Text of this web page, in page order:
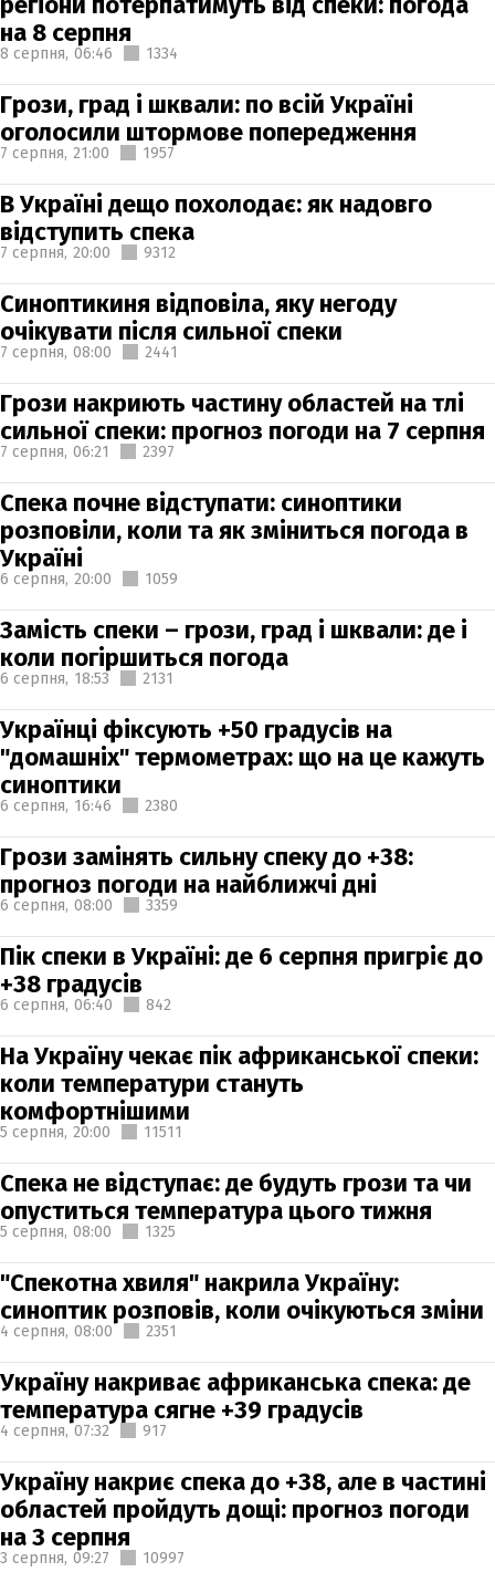
на 8 серпня
8 серпня, 06:46 1334
Грози, град і шквали: по всій Україні
оголосили штормове попередження
7 серпня, 21:00 1957
В Україні дещо похолодає: як надовго
відступить спека
7 серпня, 20:00 9312
Синоптикиня відповіла, яку негоду
очікувати після сильної спеки
7 серпня, 08:00 2441
Грози накриють частину областей на тлі
сильної спеки: прогноз погоди на 7 серпня
7 серпня, 06:21 2397
Спека почне відступати: синоптики
розповіли, коли та як зміниться погода в
Україні
6 серпня, 20:00 1059
Замість спеки – грози, град і шквали: де і
коли погіршиться погода
6 серпня, 18:53 2131
Українці фіксують +50 градусів на
"домашніх" термометрах: що на це кажуть
синоптики
6 серпня, 16:46 2380
Грози замінять сильну спеку до +38:
прогноз погоди на найближчі дні
6 серпня, 08:00 3359
Пік спеки в Україні: де 6 серпня пригріє до
+38 градусів
6 серпня, 06:40 842
На Україну чекає пік африканської спеки:
коли температури стануть
комфортнішими
5 серпня, 20:00 11511
Спека не відступає: де будуть грози та чи
опуститься температура цього тижня
5 серпня, 08:00 1325
"Спекотна хвиля" накрила Україну:
синоптик розповів, коли очікуються зміни
4 серпня, 08:00 2351
Україну накриває африканська спека: де
температура сягне +39 градусів
4 серпня, 07:32 917
Україну накриє спека до +38, але в частині
областей пройдуть дощі: прогноз погоди
на 3 серпня
3 серпня, 09:27 10997